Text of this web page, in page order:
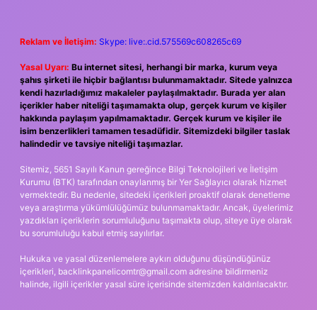
Reklam ve İletişim: Skype: live:.cid.575569c608265c69
Yasal Uyarı: Bu internet sitesi, herhangi bir marka, kurum veya
şahıs şirketi ile hiçbir bağlantısı bulunmamaktadır. Sitede yalnızca
kendi hazırladığımız makaleler paylaşılmaktadır. Burada yer alan
içerikler haber niteliği taşımamakta olup, gerçek kurum ve kişiler
hakkında paylaşım yapılmamaktadır. Gerçek kurum ve kişiler ile
isim benzerlikleri tamamen tesadüfidir. Sitemizdeki bilgiler taslak
halindedir ve tavsiye niteliği taşımazlar.
Sitemiz, 5651 Sayılı Kanun gereğince Bilgi Teknolojileri ve İletişim
Kurumu (BTK) tarafından onaylanmış bir Yer Sağlayıcı olarak hizmet
vermektedir. Bu nedenle, sitedeki içerikleri proaktif olarak denetleme
veya araştırma yükümlülüğümüz bulunmamaktadır. Ancak, üyelerimiz
yazdıkları içeriklerin sorumluluğunu taşımakta olup, siteye üye olarak
bu sorumluluğu kabul etmiş sayılırlar.
Hukuka ve yasal düzenlemelere aykırı olduğunu düşündüğünüz
içerikleri, backlinkpanelicomtr@gmail.com adresine bildirmeniz
halinde, ilgili içerikler yasal süre içerisinde sitemizden kaldırılacaktır.